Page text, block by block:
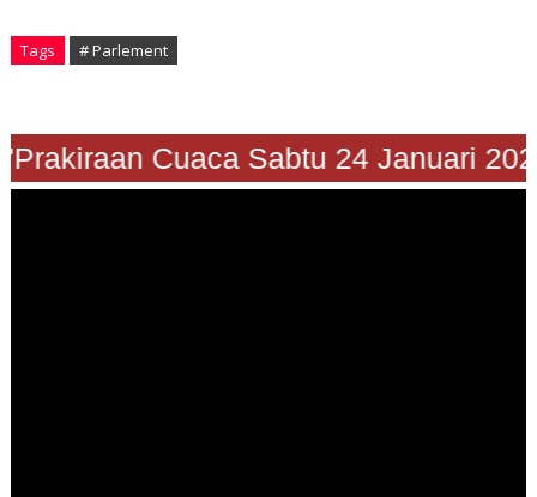
Tags # Parlement
Cuaca Sabtu 24 Januari